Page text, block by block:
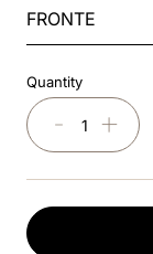
4.inserti
6.
7.smart
8.accessori
FRONTE
Quantity
＋
－